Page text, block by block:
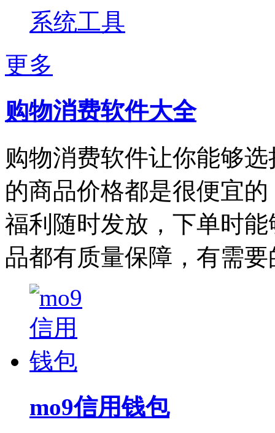
系统工具
更多
购物消费软件大全
购物消费软件让你能够
的商品价格都是很便宜
福利随时发放，下单时
品都有质量保障，有需
mo9信用钱包